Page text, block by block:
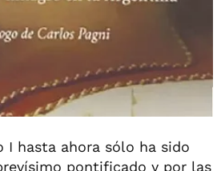
I hasta ahora sólo ha sido
pontificado y por las